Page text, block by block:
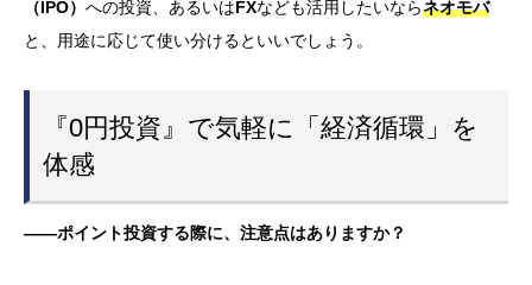
（IPO） への投資、あるいはFXなども活用したいならネオモバ
と、用途に応じて使い分けるといいでしょう。
『0円投資』で気軽に「経済循環」を
体感
——ポイント投資する際に、注意点はありますか？